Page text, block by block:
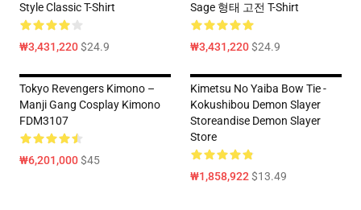
Style Classic T-Shirt
₩3,431,220$24.9
Sage 형태 고전 T-Shirt
₩3,431,220$24.9
Tokyo Revengers Kimono –
Manji Gang Cosplay Kimono
FDM3107
₩6,201,000$45
Kimetsu No Yaiba Bow Tie -
Kokushibou Demon Slayer
Storeandise Demon Slayer
Store
₩1,858,922$13.49